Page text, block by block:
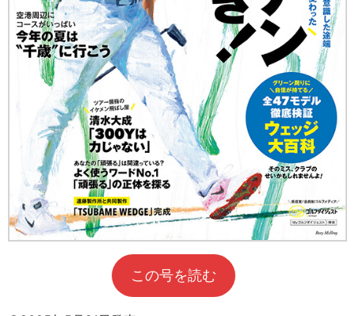
この号を読む